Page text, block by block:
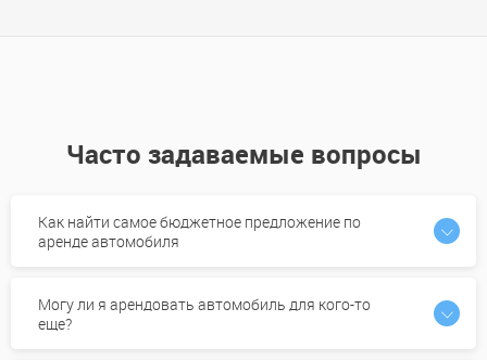
Часто задаваемые вопросы
Как найти самое бюджетное предложение по
аренде автомобиля
Могу ли я арендовать автомобиль для кого-то
еще?